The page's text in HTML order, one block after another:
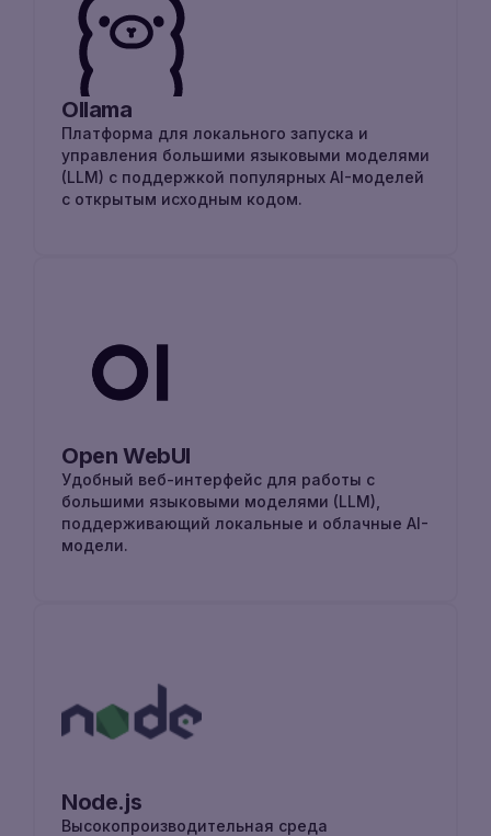
Ollama
Платформа для локального запуска и
управления большими языковыми моделями
(LLM) с поддержкой популярных AI-моделей
с открытым исходным кодом.
Open WebUI
Удобный веб-интерфейс для работы с
большими языковыми моделями (LLM),
поддерживающий локальные и облачные AI-
модели.
Node.js
Высокопроизводительная среда